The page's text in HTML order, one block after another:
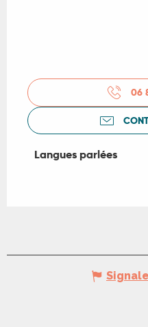
06
Langues parlées
Langues parlées